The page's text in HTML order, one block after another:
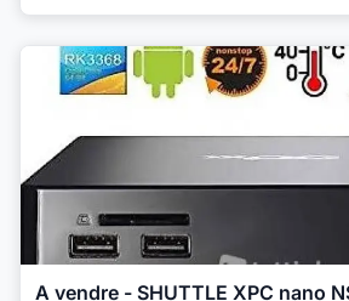
A vendre - SHUTTLE XPC nano